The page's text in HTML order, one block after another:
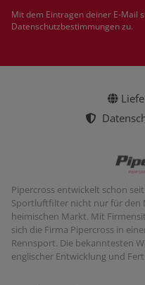
Mit dem Eintragen deiner E-Mail
Datenschutzbestimmungenzu.
Pipercross entwickelt schon
Sportluftfilter nicht nur für den
heimischen Markt. Mit
sich die Firma Pipercross in
Rennsport. Die bekanntesten
englischer Entwicklung und